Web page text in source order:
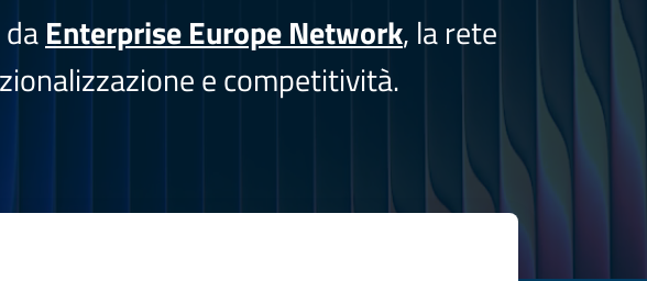
Enterprise Europe Network, la rete
e competitività.